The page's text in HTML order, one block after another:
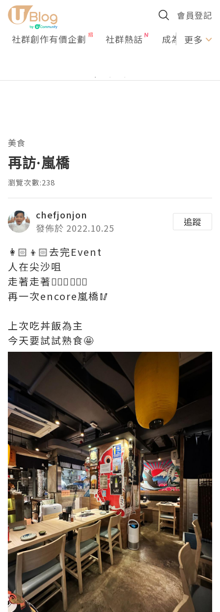
會員登記
社群創作有價企劃 社群熱話 成為U更多
美食
再訪·嵐橋
瀏覽次數:238
chefjonjon
發佈於 2022.10.25
追蹤
👩🏻👦🏻去完Event
人在尖沙咀
走著走著🚶🏻‍♂️🚶🏻‍♀️
再一次encore嵐橋🥢
上次吃丼飯為主
今天要試試熟食🤩